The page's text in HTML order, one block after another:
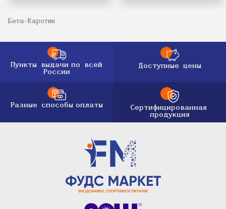
Бета-Каротин
Пункты выдачи по всей
России
Доступные цены
Разные способы оплаты
Сертифицированная
продукция